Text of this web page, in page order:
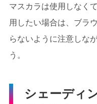
マスカラは使用しなく
用したい場合は、ブラ
らないように注意しな
う。
シェーディ